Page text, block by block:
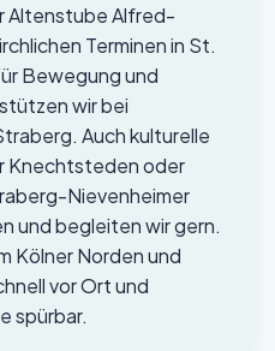
Altenstube Alfred-
Terminen in St.
Bewegung und
wir bei
Auch kulturelle
Knechtsteden oder
Nievenheimer
und begleiten wir gern.
Kölner Norden und
vor Ort und
spürbar.